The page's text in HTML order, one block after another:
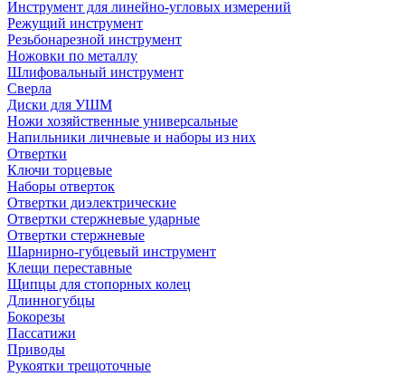
Инструмент для линейно-угловых измерений
Режущий инструмент
Резьбонарезной инструмент
Ножовки по металлу
Шлифовальный инструмент
Сверла
Диски для УШМ
Ножи хозяйственные универсальные
Напильники личневые и наборы из них
Отвертки
Ключи торцевые
Наборы отверток
Отвертки диэлектрические
Отвертки стержневые ударные
Отвертки стержневые
Шарнирно-губцевый инструмент
Клещи переставные
Щипцы для стопорных колец
Длинногубцы
Бокорезы
Пассатижи
Приводы
Рукоятки трещоточные